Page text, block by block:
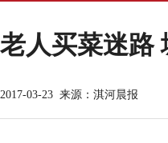
老人买菜迷路
2017-03-23 来源：淇河晨报